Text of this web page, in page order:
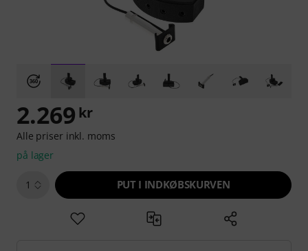
2.269 kr
Alle priser inkl. moms
på lager
1 PUT I INDKØBSKURVEN